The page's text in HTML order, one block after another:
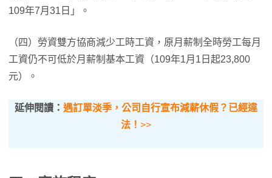
109年7月31日」。
（四）勞資雙方協商減少工時工資，原月薪制全時勞工每月
工資仍不可低於月薪制基本工資（109年1月1日起23,800
元）。
延伸閱讀： 遇訂單淡季，公司自行宣布減薪休假？已經違
法！ >>